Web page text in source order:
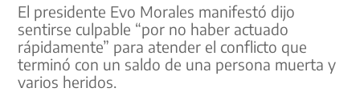
El presidente Evo Morales manifestó dijo
sentirse culpable “por no haber actuado
rápidamente” para atender el conflicto que
terminó con un saldo de una persona muerta y
varios heridos.